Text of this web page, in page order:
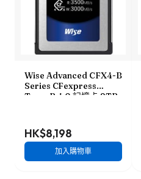
Wise Advanced CFX4-B
Series CFexpress
Type-B 4.0 記憶卡 2TB
HK$8,198
加入購物車